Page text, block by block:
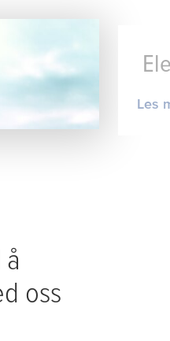
Les
oss